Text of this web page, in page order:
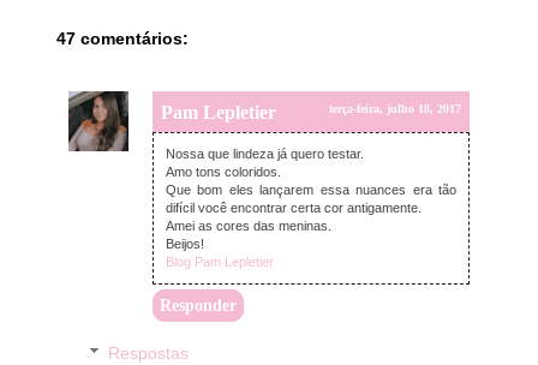
47 comentários:
Pam Lepletier terça-feira, julho 18, 2017
Nossa que lindeza já quero testar.
Amo tons coloridos.
Que bom eles lançarem essa nuances era tão
difícil você encontrar certa cor antigamente.
Amei as cores das meninas.
Beijos!
Blog Pam Lepletier
Responder
Respostas